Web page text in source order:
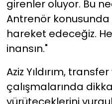
girenler oluyor. Bu
Antrenör konusunda
hareket edeceğiz.
inansın."
Aziz Yıldırım,
çalışmalarında